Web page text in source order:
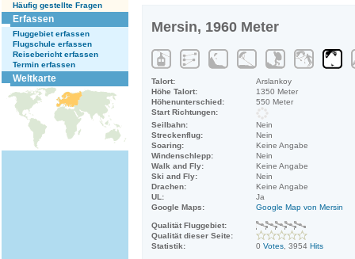
Häufig gestellte Fragen
Erfassen
Fluggebiet erfassen
Flugschule erfassen
Reisebericht erfassen
Termin erfassen
Weltkarte
Mersin, 1960 Meter
Talort:
Arslankoy
Höhe Talort:
1350 Meter
Höhenunterschied:
550 Meter
Start Richtungen:
Seilbahn:
Nein
Streckenflug:
Nein
Soaring:
Keine Angabe
Windenschlepp:
Nein
Walk and Fly:
Keine Angabe
Ski and Fly:
Nein
Drachen:
Keine Angabe
UL:
Ja
Google Maps:
Google Map von Mersin
Qualität Fluggebiet:
Qualität dieser Seite:
Statistik:
0 Votes , 3954 Hits